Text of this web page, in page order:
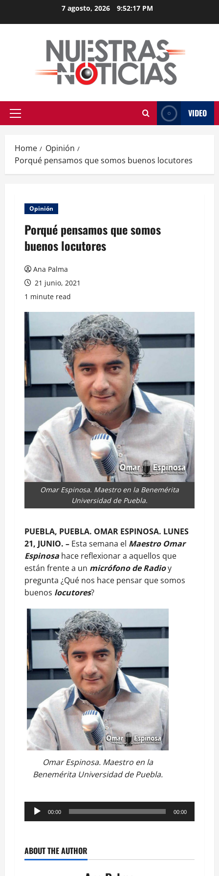
7 agosto, 2026 9:52:18 PM
Primary
VIDEO
Home
Opinión
Porqué pensamos que somos buenos locutores
Opinión
Porqué pensamos que somos
buenos locutores
Ana Palma
21 junio, 2021
1 minute read
Omar Espinosa. Maestro en la Benemérita
Universidad de Puebla.
PUEBLA, PUEBLA. OMAR ESPINOSA. LUNES
21, JUNIO. – Esta semana el Maestro Omar
Espinosa hace reflexionar a aquellos que
están frente a un micrófono de Radioy
pregunta ¿Qué nos hace pensar que somos
buenos locutores?
Omar Espinosa. Maestro en la
Benemérita Universidad de Puebla.
Reproductor
de
00:00 00:00
ABOUT THE AUTHOR